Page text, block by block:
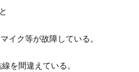
イク等が故障している。
を間違えている。